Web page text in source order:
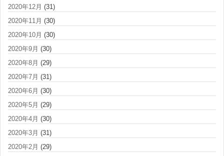
2020年12月 (31)
2020年11月 (30)
2020年10月 (30)
2020年9月 (30)
2020年8月 (29)
2020年7月 (31)
2020年6月 (30)
2020年5月 (29)
2020年4月 (30)
2020年3月 (31)
2020年2月 (29)